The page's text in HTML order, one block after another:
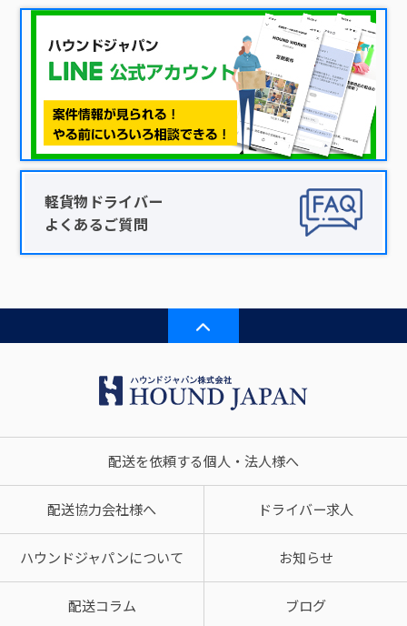
軽貨物ドライバー
よくあるご質問
配送を依頼する個人・法人様へ
配送協力会社様へ ドライバー求人
ハウンドジャパンについて お知らせ
配送コラム ブログ